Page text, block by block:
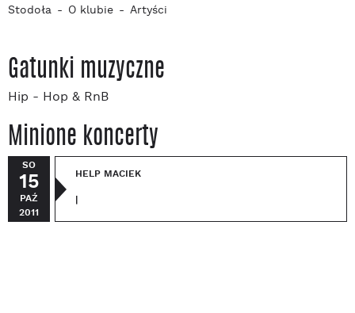
Stodoła O klubie Artyści
Gatunki muzyczne
Hip - Hop & RnB
Minione koncerty
SO
15
PAŹ
2011
HELP MACIEK